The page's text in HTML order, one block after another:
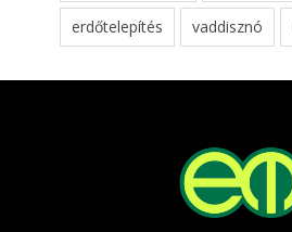
erdőtelepítés vaddisznó